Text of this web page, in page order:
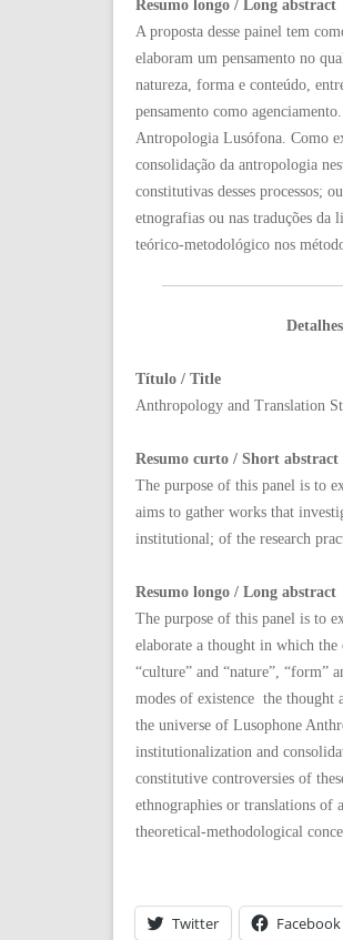
Resumo longo / Long abstract
A proposta desse painel tem
elaboram um pensamento no qual
natureza, forma e
pensamento como
Antropologia Lusófona. Como
consolidação da antropologia
constitutivas desses processos;
etnografias ou nas traduções da
teórico-metodológico nos
Título / Title
Anthropology and Translation
Resumo curto / Short abstract
The purpose of this panel is to
aims to gather works that
institutional; of the research
Resumo longo / Long abstract
The purpose of this panel is to
elaborate a thought in which the
“culture” and “nature”, “form”
modes of existence  the
the universe of Lusophone
institutionalization and
constitutive controversies of
ethnographies or translations of
theoretical-methodological
Twitter Facebook